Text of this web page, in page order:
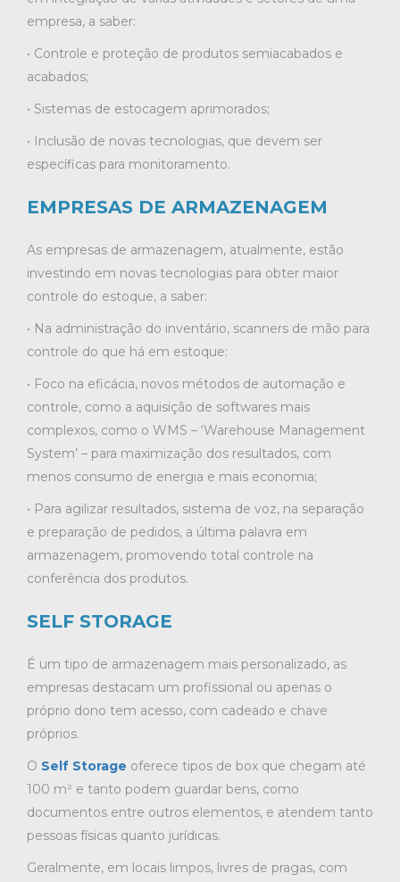
empresa, a saber:
• Controle e proteção de produtos semiacabados e
acabados;
• Sistemas de estocagem aprimorados;
• Inclusão de novas tecnologias, que devem ser
específicas para monitoramento.
EMPRESAS DE ARMAZENAGEM
As empresas de armazenagem, atualmente, estão
investindo em novas tecnologias para obter maior
controle do estoque, a saber:
• Na administração do inventário, scanners de mão para
controle do que há em estoque:
• Foco na eficácia, novos métodos de automação e
controle, como a aquisição de softwares mais
complexos, como o WMS – ‘Warehouse Management
System’ – para maximização dos resultados, com
menos consumo de energia e mais economia;
• Para agilizar resultados, sistema de voz, na separação
e preparação de pedidos, a última palavra em
armazenagem, promovendo total controle na
conferência dos produtos.
SELF STORAGE
É um tipo de armazenagem mais personalizado, as
empresas destacam um profissional ou apenas o
próprio dono tem acesso, com cadeado e chave
próprios.
O Self Storage oferece tipos de box que chegam até
100 m² e tanto podem guardar bens, como
documentos entre outros elementos, e atendem tanto
pessoas físicas quanto jurídicas.
Geralmente, em locais limpos, livres de pragas, com